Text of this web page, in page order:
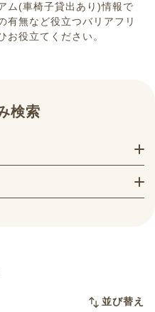
ム(車椅子貸出あり)情報で
有無など役立つバリアフリ
お役立てください。
検索
並び替え